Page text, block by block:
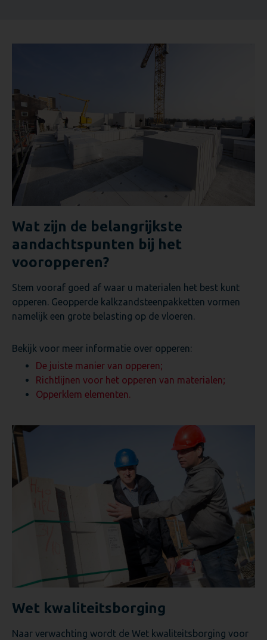
Wat zijn de belangrijkste
aandachtspunten bij het
vooropperen?
Stem vooraf goed af waar u materialen het best kunt
opperen. Geopperde kalkzandsteenpakketten vormen
namelijk een grote belasting op de vloeren.
Bekijk voor meer informatie over opperen:
De juiste manier van opperen;
Richtlijnen voor het opperen van materialen;
Opperklem elementen.
Wet kwaliteitsborging
Naar verwachting wordt de Wet kwaliteitsborging voor